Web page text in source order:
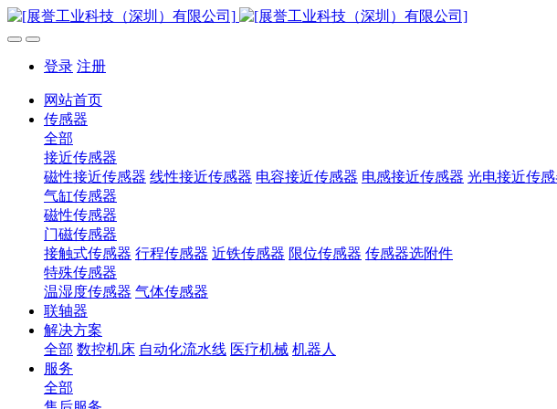
登录 注册
网站首页
传感器
全部
接近传感器
磁性接近传感器 线性接近传感器 电容接近传感器 电感接近传感器 光电接近传感
气缸传感器
磁性传感器
门磁传感器
接触式传感器 行程传感器 近铁传感器 限位传感器 传感器选附件
特殊传感器
温湿度传感器 气体传感器
联轴器
解决方案
全部 数控机床 自动化流水线 医疗机械 机器人
服务
全部